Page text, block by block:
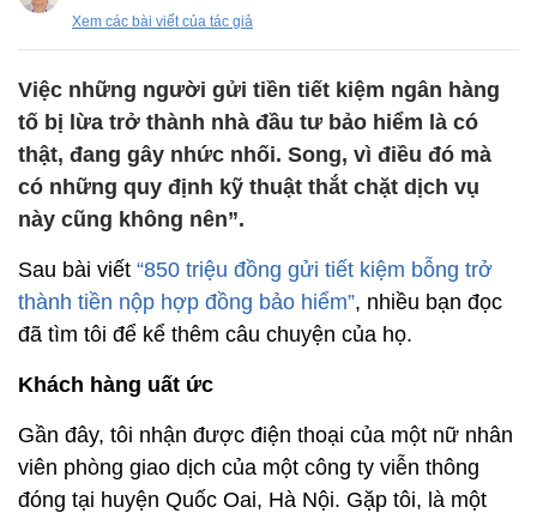
Xem các bài viết của tác giả
Việc những người gửi tiền tiết kiệm ngân hàng
tố bị lừa trở thành nhà đầu tư bảo hiểm là có
thật, đang gây nhức nhối. Song, vì điều đó mà
có những quy định kỹ thuật thắt chặt dịch vụ
này cũng không nên”.
Sau bài viết “850 triệu đồng gửi tiết kiệm bỗng trở
thành tiền nộp hợp đồng bảo hiểm”, nhiều bạn đọc
đã tìm tôi để kể thêm câu chuyện của họ.
Khách hàng uất ức
Gần đây, tôi nhận được điện thoại của một nữ nhân
viên phòng giao dịch của một công ty viễn thông
đóng tại huyện Quốc Oai, Hà Nội. Gặp tôi, là một